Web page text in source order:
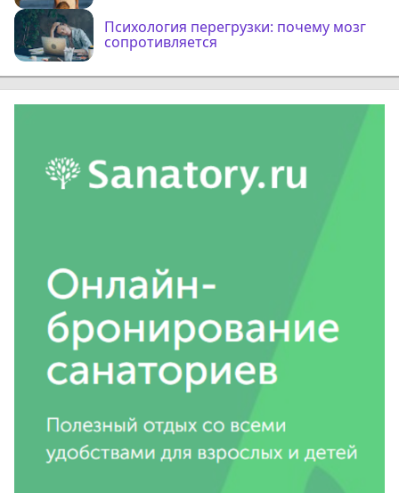
Психология перегрузки: почему мозг
сопротивляется